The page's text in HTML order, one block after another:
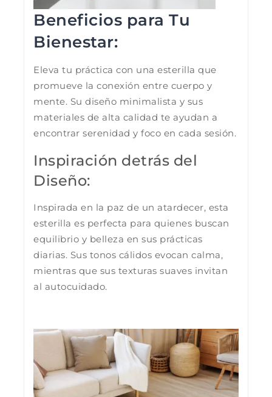
Beneficios para Tu
Bienestar:
Eleva tu práctica con una esterilla que
promueve la conexión entre cuerpo y
mente. Su diseño minimalista y sus
materiales de alta calidad te ayudan a
encontrar serenidad y foco en cada sesión.
Inspiración detrás del
Diseño:
Inspirada en la paz de un atardecer, esta
esterilla es perfecta para quienes buscan
equilibrio y belleza en sus prácticas
diarias. Sus tonos cálidos evocan calma,
mientras que sus texturas suaves invitan
al autocuidado.